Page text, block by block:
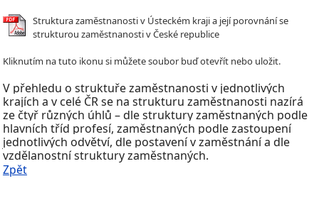
Struktura zaměstnanosti v Ústeckém kraji a její porovnání se
strukturou zaměstnanosti v České republice
Kliknutím na tuto ikonu si můžete soubor buď otevřít nebo uložit.
V přehledu o struktuře zaměstnanosti v jednotlivých
krajích a v celé ČR se na strukturu zaměstnanosti nazírá
ze čtyř různých úhlů – dle struktury zaměstnaných podle
hlavních tříd profesí, zaměstnaných podle zastoupení
jednotlivých odvětví, dle postavení vzaměstnání a dle
vzdělanostní struktury zaměstnaných.
Zpět